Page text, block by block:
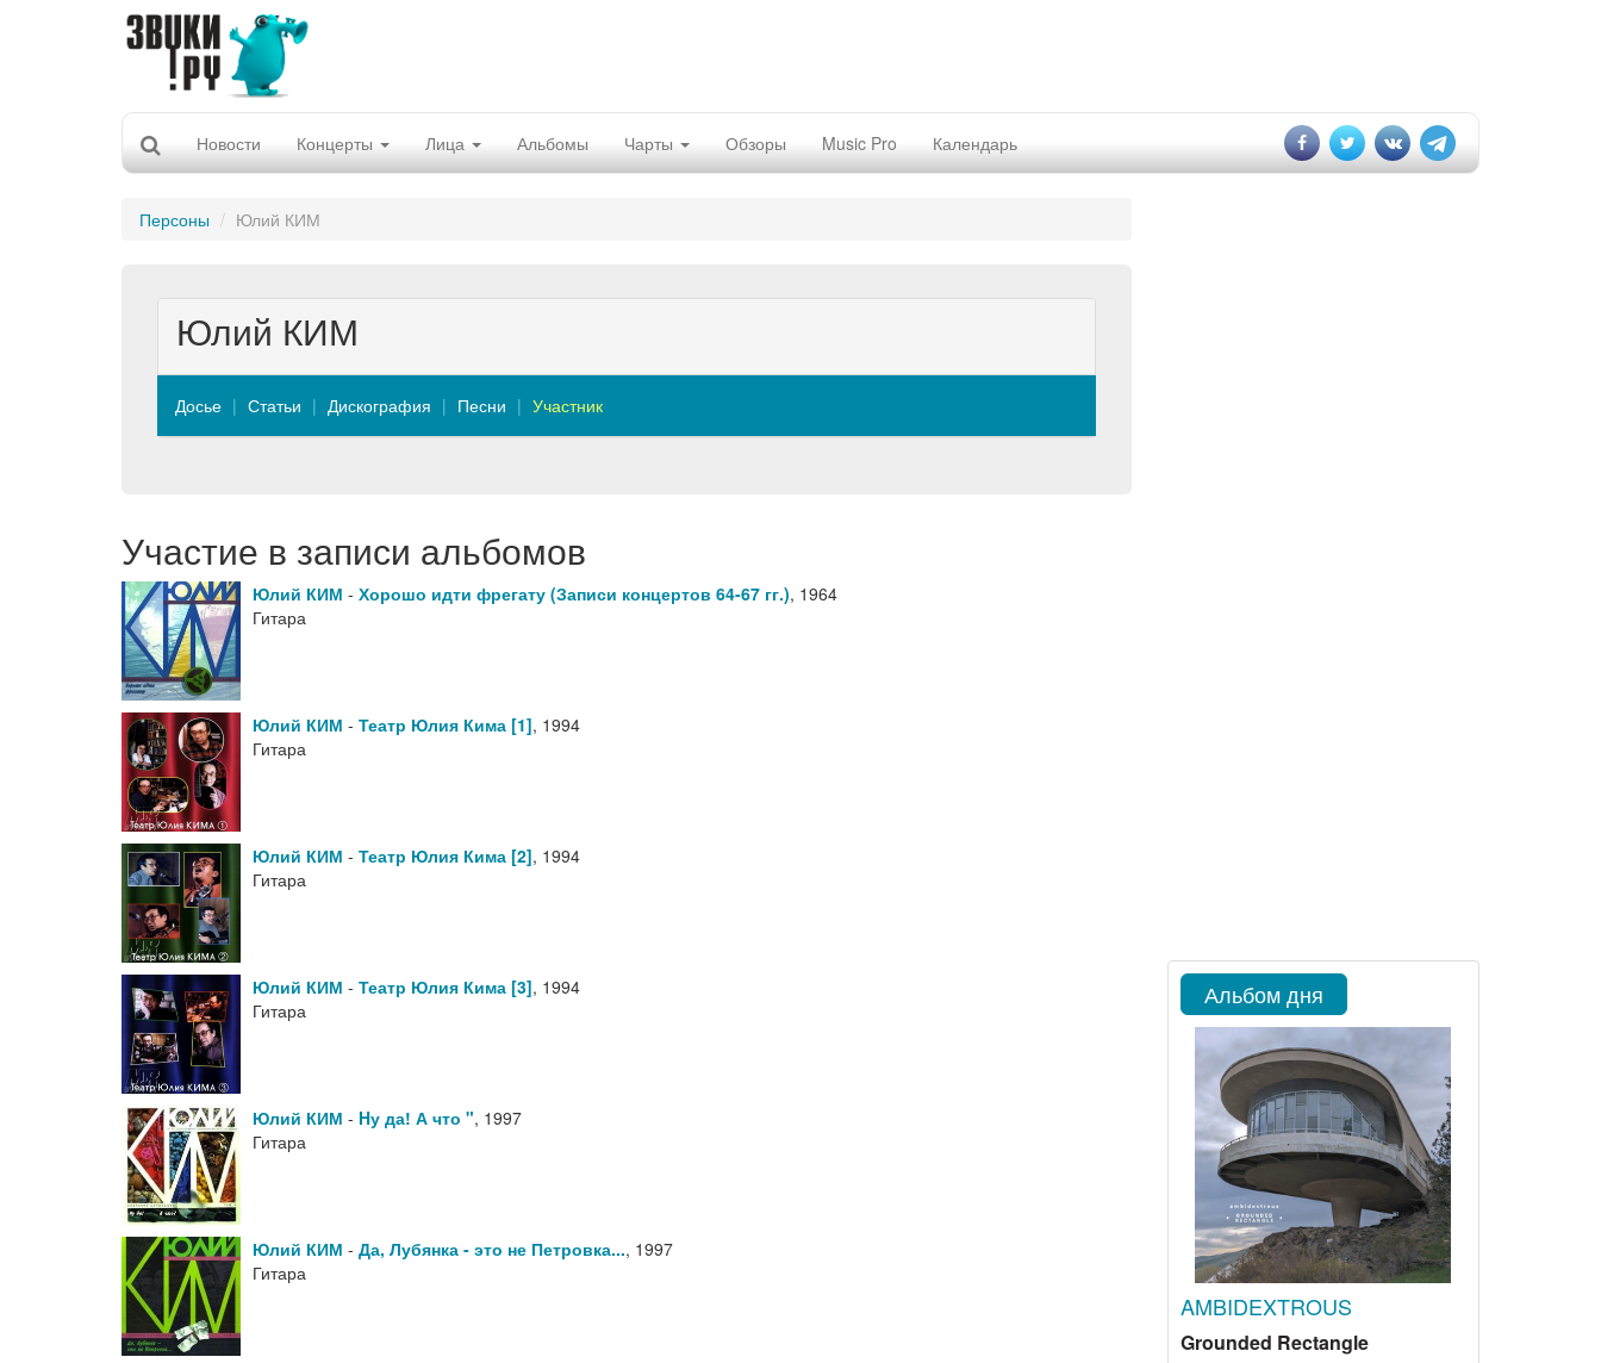
Новости Концерты Лица Альбомы Чарты Обзоры Music Pro Календарь
Персоны Юлий КИМ
Юлий КИМ
Досье Статьи Дискография Песни Участник
Участие в записи альбомов
Юлий КИМ - Хорошо идти фрегату (Записи концертов 64-67 гг.), 1964
Гитара
Юлий КИМ - Театр Юлия Кима [1], 1994
Гитара
Юлий КИМ - Театр Юлия Кима [2], 1994
Гитара
Юлий КИМ - Театр Юлия Кима [3], 1994
Гитара
Юлий КИМ - Hу да! А что ", 1997
Гитара
Юлий КИМ - Да, Лубянка - это не Петровка..., 1997
Гитара
Альбом дня
AMBIDEXTROUS
Grounded Rectangle